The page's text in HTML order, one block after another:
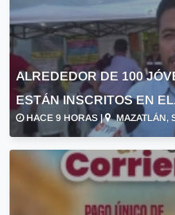
ALREDEDOR DE 100
ESTÁN INSCRITOS EN
HACE 9 HORAS | MAZATLÁN,